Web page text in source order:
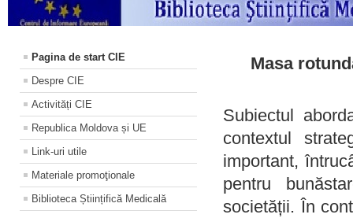
Pagina de start CIE
Despre CIE
Activități CIE
Republica Moldova și UE
Link-uri utile
Materiale promoţionale
Biblioteca Științifică Medicală
Masa
Subiectul
contextul
important,
pentru
societății. În